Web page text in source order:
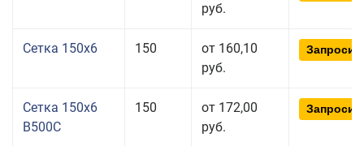
руб.
Сетка 150x6 150
от 160,10
руб.
Сетка 150x6
В500С
150
от 172,00
руб.